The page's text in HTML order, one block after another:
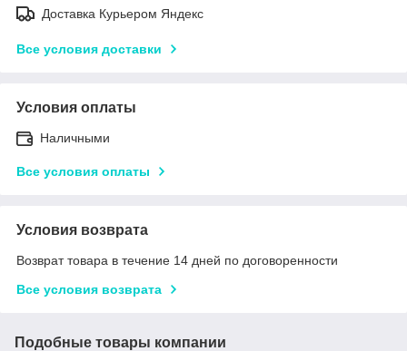
Доставка Курьером Яндекс
Все условия доставки
Условия оплаты
Наличными
Все условия оплаты
Условия возврата
Возврат товара в течение 14 дней по договоренности
Все условия возврата
Подобные товары компании